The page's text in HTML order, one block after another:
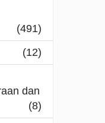
(491)
(12)
dan
(8)